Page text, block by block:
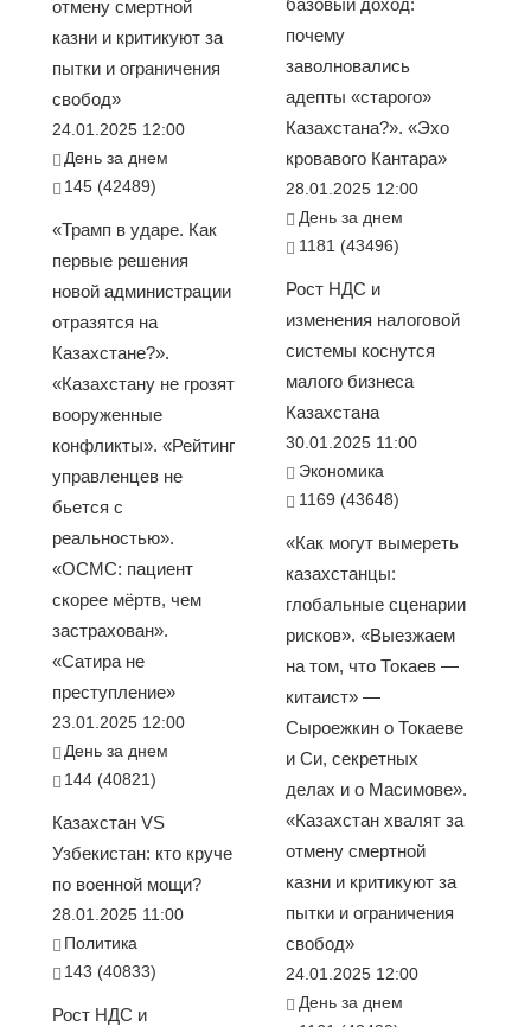
отмену смертной
казни и критикуют за
пытки и ограничения
свобод»
24.01.2025 12:00
День за днем
145 (42489)
«Трамп в ударе. Как
первые решения
новой администрации
отразятся на
Казахстане?».
«Казахстану не грозят
вооруженные
конфликты». «Рейтинг
управленцев не
бьется с
реальностью».
«ОСМС: пациент
скорее мёртв, чем
застрахован».
«Сатира не
преступление»
23.01.2025 12:00
День за днем
144 (40821)
Казахстан VS
Узбекистан: кто круче
по военной мощи?
28.01.2025 11:00
Политика
143 (40833)
Рост НДС и
базовый доход:
почему
заволновались
адепты «старого»
Казахстана?». «Эхо
кровавого Кантара»
28.01.2025 12:00
День за днем
1181 (43496)
Рост НДС и
изменения налоговой
системы коснутся
малого бизнеса
Казахстана
30.01.2025 11:00
Экономика
1169 (43648)
«Как могут вымереть
казахстанцы:
глобальные сценарии
рисков». «Выезжаем
на том, что Токаев —
китаист» —
Сыроежкин о Токаеве
и Си, секретных
делах и о Масимове».
«Казахстан хвалят за
отмену смертной
казни и критикуют за
пытки и ограничения
свобод»
24.01.2025 12:00
День за днем